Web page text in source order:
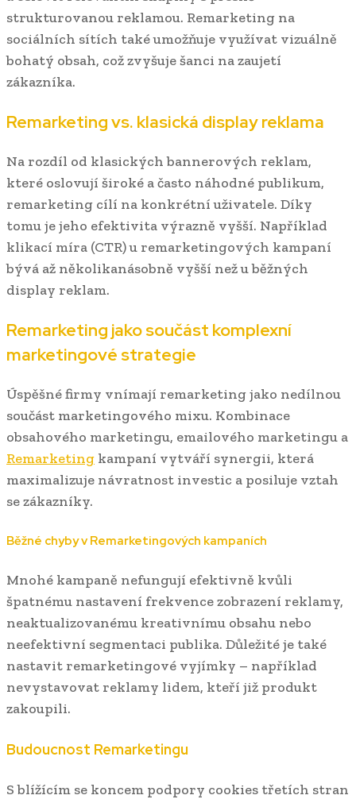
strukturovanou reklamou. Remarketing na
sociálních sítích také umožňuje využívat vizuálně
bohatý obsah, což zvyšuje šanci na zaujetí
zákazníka.
Remarketing vs. klasická display reklama
Na rozdíl od klasických bannerových reklam,
které oslovují široké a často náhodné publikum,
remarketing cílí na konkrétní uživatele. Díky
tomu je jeho efektivita výrazně vyšší. Například
klikací míra (CTR) u remarketingových kampaní
bývá až několikanásobně vyšší než u běžných
display reklam.
Remarketing jako součást komplexní
marketingové strategie
Úspěšné firmy vnímají remarketing jako nedílnou
součást marketingového mixu. Kombinace
obsahového marketingu, emailového marketingu a
Remarketing kampaní vytváří synergii, která
maximalizuje návratnost investic a posiluje vztah
se zákazníky.
Běžné chyby v Remarketingových kampaních
Mnohé kampaně nefungují efektivně kvůli
špatnému nastavení frekvence zobrazení reklamy,
neaktualizovanému kreativnímu obsahu nebo
neefektivní segmentaci publika. Důležité je také
nastavit remarketingové vyjímky – například
nevystavovat reklamy lidem, kteří již produkt
zakoupili.
Budoucnost Remarketingu
S blížícím se koncem podpory cookies třetích stran